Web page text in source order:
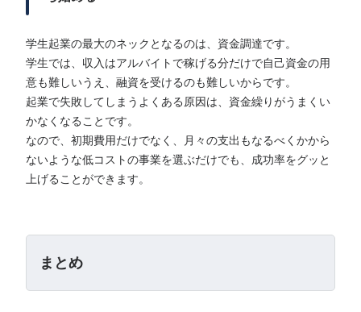
学生起業の最大のネックとなるのは、資金調達です。
学生では、収入はアルバイトで稼げる分だけで自己資金の用
意も難しいうえ、融資を受けるのも難しいからです。
起業で失敗してしまうよくある原因は、資金繰りがうまくい
かなくなることです。
なので、初期費用だけでなく、月々の支出もなるべくかから
ないような低コストの事業を選ぶだけでも、成功率をグッと
上げることができます。
まとめ